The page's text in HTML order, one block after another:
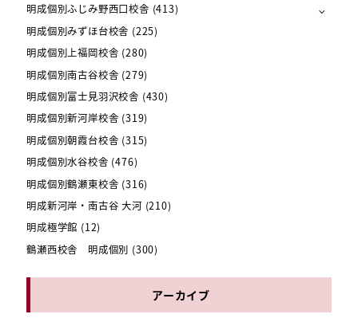
明成個別ふじみ野西口校舎 (413)
明成個別みずほ台校舎 (225)
明成個別上福岡校舎 (280)
明成個別南古谷校舎 (279)
明成個別富士見羽沢校舎 (430)
明成個別新河岸校舎 (319)
明成個別朝霞台校舎 (315)
明成個別水谷校舎 (476)
明成個別鶴瀬東校舎 (316)
明成新河岸・南古谷 大河 (210)
明成極学館 (12)
鶴瀬西校舎 明成個別 (300)
アーカイブ